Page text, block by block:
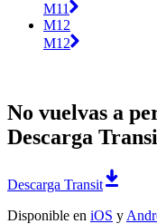
M11
M12
M12
No vuelvas a
Descarga
Descarga Transit
Disponible en iOS y